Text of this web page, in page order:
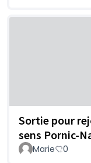
Sortie pour
sens Pornic-
Marie 0